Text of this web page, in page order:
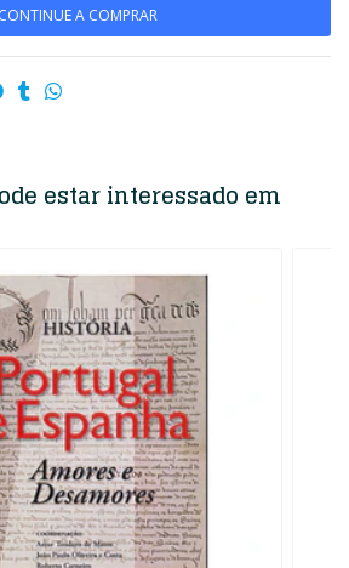
CONTINUE A COMPRAR
estar interessado em